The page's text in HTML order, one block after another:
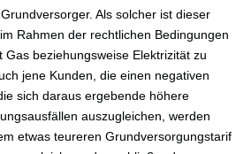
Als solcher ist dieser
Rahmen der rechtlichen Bedingungen
beziehungsweise Elektrizität zu
jene Kunden, die einen negativen
sich daraus ergebende höhere
auszugleichen, werden
etwas teureren Grundversorgungstarif